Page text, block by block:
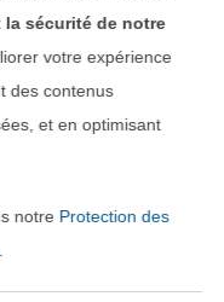
sécurité de notre
votre expérience
des contenus
et en optimisant
notre Protection des